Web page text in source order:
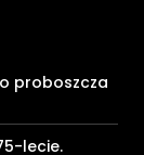
proboszcza
lecie.